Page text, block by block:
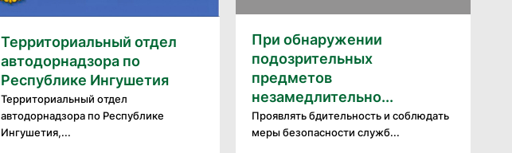
Территориальный отдел
автодорнадзора по
Республике Ингушетия
Территориальный отдел
автодорнадзора по Республике
Ингушетия,...
При обнаружении
подозрительных
предметов
незамедлительно...
Проявлять бдительность и соблюдать
меры безопасности служб...